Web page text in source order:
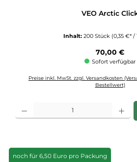
VEO Arctic
Inhalt: 200 Stück (0,35 €* /
Regulärer
70,00 €
Sofort verfügbar
Preise inkl. MwSt. zzgl. Versandkosten
Bestellwert)
Produkt Anzahl: Gib den gewünschten Wert
noch für 6,50 Euro pro Packung